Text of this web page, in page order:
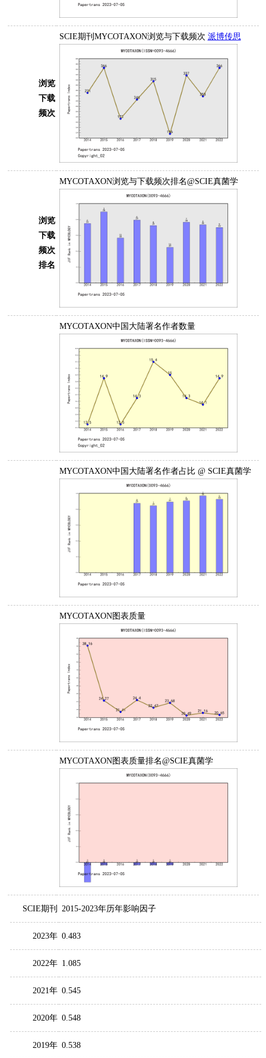
浏览
下载
频次
SCIE期刊MYCOTAXON浏览与下载频次 派博传思
浏览
下载
频次
排名
MYCOTAXON浏览与下载频次排名@SCIE真菌学
MYCOTAXON中国大陆署名作者数量
MYCOTAXON中国大陆署名作者占比 @ SCIE真菌学
MYCOTAXON图表质量
MYCOTAXON图表质量排名@SCIE真菌学
SCIE期刊 2015-2023年历年影响因子
2023年 0.483
2022年 1.085
2021年 0.545
2020年 0.548
2019年 0.538